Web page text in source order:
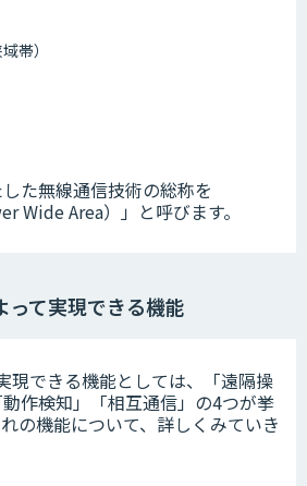
帯）
た無線通信技術の総称を
Wide Area）」と呼びます。
って実現できる機能
現できる機能としては、「遠隔操
作検知」「相互通信」の4つが挙
の機能について、詳しくみていき